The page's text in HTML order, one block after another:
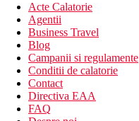
Acte Calatorie
Agentii
Business Travel
Blog
Campanii si regulamente
Conditii de calatorie
Contact
Directiva EAA
FAQ